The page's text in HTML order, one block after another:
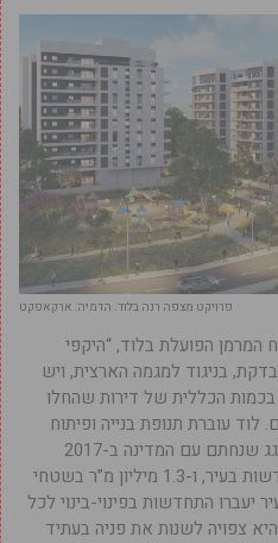
פרויקט מצפה רנה בלוד. הדמיה: ארקאפקט
המרמן הפועלת בלוד, “היקפי
בניגוד למגמה הארצית, ויש
בכמות הכללית של דירות שהחלו
לוד עוברת תנופת בנייה ופיתוח
בשנים האחרונות, במסגרת הסכם גג שנחתם עם המדינה ב-2017
שבמסגרתו ייבנו 17 אלף דירות חדשות בעיר, ו-1.3 מיליון מ”ר בשטחי
ומסחר. למעשה 86% מהעיר יעברו התחדשות בפינוי-בינוי לכל
צפויה לשנות את פניה בעתיד